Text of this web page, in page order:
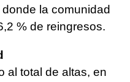
la comunidad
% de reingresos.
al total de altas, en